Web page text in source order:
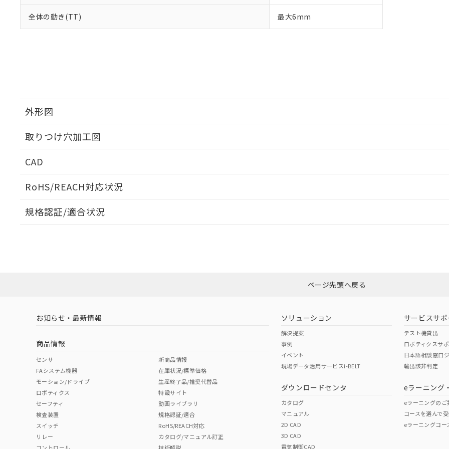
全体の動き(TT) 最大6mm
外形図
取りつけ穴加工図
CAD
RoHS/REACH対応状況
EU RoHS 注意事項・凡例
ダウンロードはこちら
中国 RoHS 注意事項・凡例
中国 RoHS表
Pb Hg Cr(VI)
規格認証/適合状況
ページ先頭へ戻る
お知らせ・最新情報
商品情報
センサ
FAシステム機器
モーション/ドライブ
ロボティクス
セーフティ
検査装置
スイッチ
リレー
新商品情報
在庫状況/標準価格
生産終了品/推奨代替品
特設サイト
動画ライブラリ
規格認証/適合
RoHS/REACH対応
カタログ/マニュアル訂正
ソリューション
解決提案
事例
イベント
現場データ活用サービスi-BELT
ダウンロードセンタ
カタログ
マニュアル
2D CAD
3D CAD
電気制御CAD
サービスサポ
テスト機貸出
ロボティクスサ
日本語相談窓口
輸出該非判定
eラーニング
eラーニングのご
コースを選んで
eラーニングコー